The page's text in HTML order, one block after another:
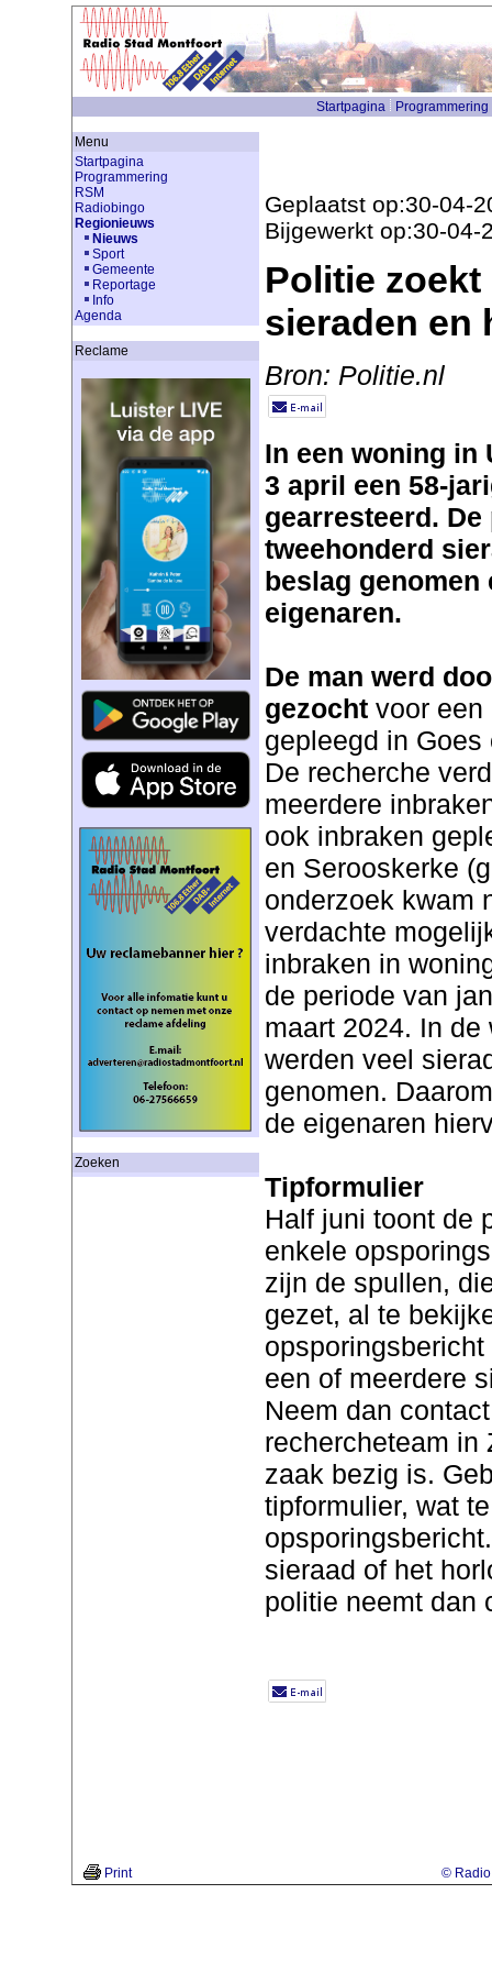
Startpagina Programmering
Menu
Startpagina
Programmering
RSM
Radiobingo
Regionieuws
Nieuws
Sport
Gemeente
Reportage
Info
Agenda
Reclame
Zoeken
Geplaatst op:30-04-
Bijgewerkt op:30-04-
Politie
sieraden en
Bron: Politie.nl
In een woning in
3 april een 58-
gearresteerd.
tweehonderd
beslag genomen
eigenaren.
De man werd
gezocht voor een
gepleegd in
De recherche
meerdere
ook inbraken
en Serooskerke
onderzoek kwam
verdachte
inbraken in
de periode van
maart 2024. In
werden veel
genomen.
de eigenaren
Tipformulier
Half juni toont de
enkele
zijn de spullen,
gezet, al te
een of meerdere
Neem dan
rechercheteam in
zaak bezig is.
tipformulier, wat
sieraad of het
politie neemt dan
Print © Radio